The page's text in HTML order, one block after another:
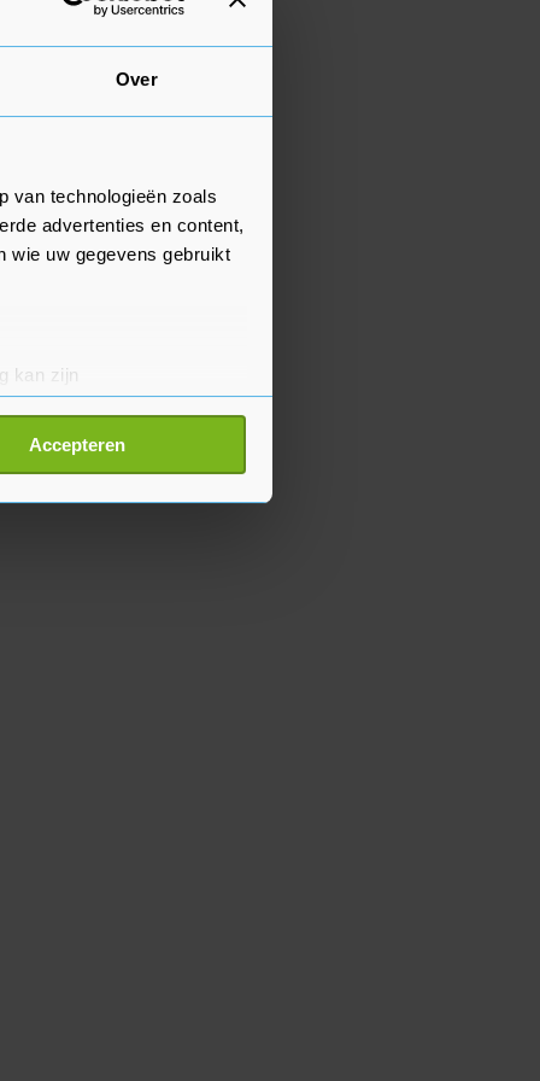
Over
van technologieën zoals
advertenties en content,
wie uw gegevens gebruikt
kan zijn
detailgedeelte
Accepteren